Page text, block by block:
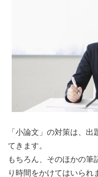
「小論文」の対策は、
てきます。
もちろん、そのほかの筆
り時間をかけてはいられ